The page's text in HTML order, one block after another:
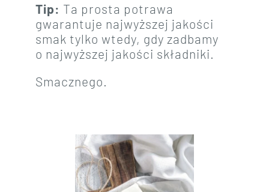
Tip: Ta prosta potrawa
gwarantuje najwyższej jakości
smak tylko wtedy, gdy zadbamy
o najwyższej jakości składniki.
Smacznego.